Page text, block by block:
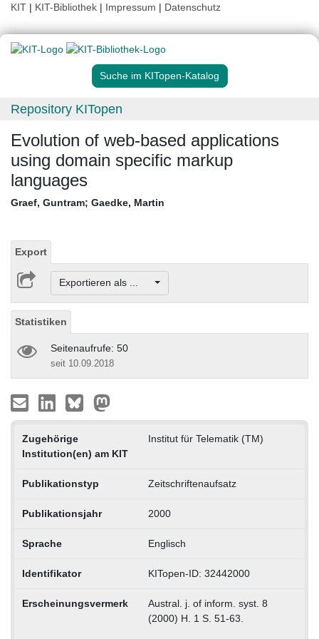
KIT | KIT-Bibliothek | Impressum | Datenschutz
Suche im KITopen-Katalog
Repository KITopen
Evolution of web-based applications
using domain specific markup
languages
Graef, Guntram; Gaedke, Martin
Export
Exportieren als ...
Statistiken
Seitenaufrufe: 50
seit 10.09.2018
Zugehörige
Institution(en) am KIT
Institut für Telematik (TM)
Publikationstyp Zeitschriftenaufsatz
Publikationsjahr 2000
Sprache Englisch
Identifikator KITopen-ID: 32442000
Erscheinungsvermerk
Austral. j. of inform. syst. 8
(2000) H. 1 S. 51-63.